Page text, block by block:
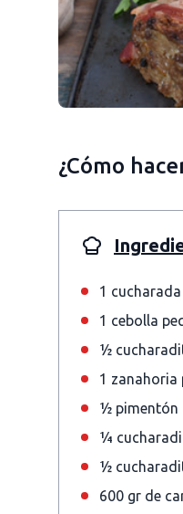
¿Cómo
1
1 cebolla
½
1 zanahoria
½ pimentón
¼
½
600 gr de